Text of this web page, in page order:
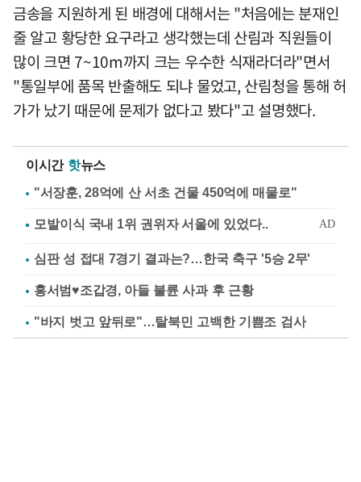
금송을 지원하게 된 배경에 대해서는 "처음에는 분재인
줄 알고 황당한 요구라고 생각했는데 산림과 직원들이
많이 크면 7~10m까지 크는 우수한 식재라더라"면서
"통일부에 품목 반출해도 되냐 물었고, 산림청을 통해 허
가가 났기 때문에 문제가 없다고 봤다"고 설명했다.
이시간 핫뉴스
"서장훈, 28억에 산 서초 건물 450억에 매물로"
심판 성 접대 7경기 결과는?…한국 축구 '5승 2무'
홍서범♥조갑경, 아들 불륜 사과 후 근황
"바지 벗고 앞뒤로"…탈북민 고백한 기쁨조 검사